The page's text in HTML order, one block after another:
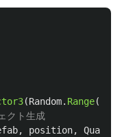
(Random. Range(-
クト生成
, position,